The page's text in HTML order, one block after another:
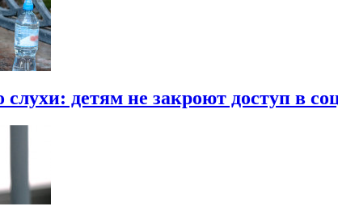
детям не закроют доступ в